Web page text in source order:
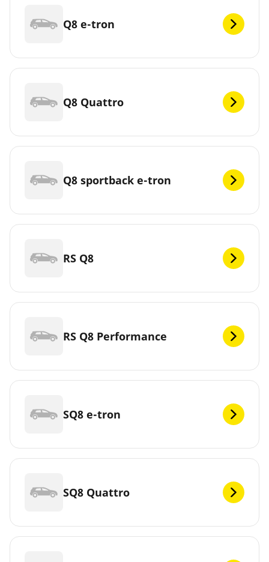
Q8 e-tron
Q8 Quattro
Q8 sportback e-tron
RS Q8
RS Q8 Performance
SQ8 e-tron
SQ8 Quattro